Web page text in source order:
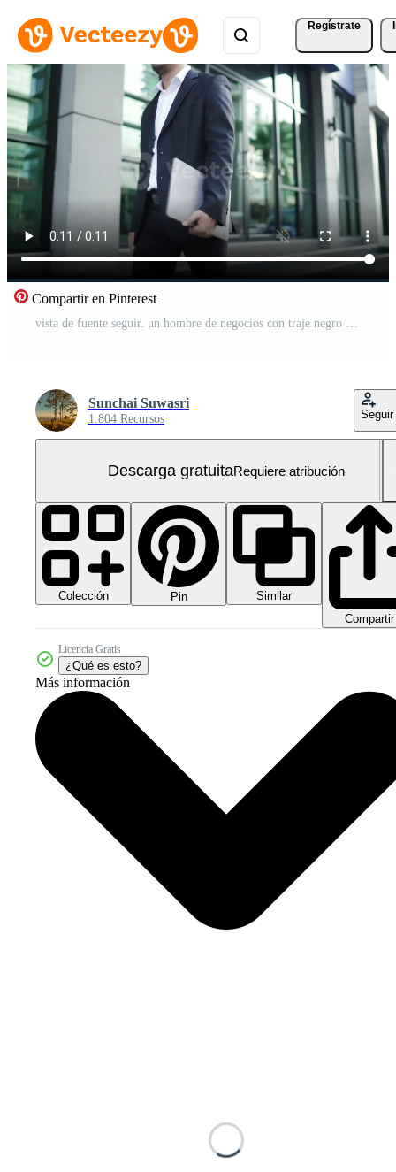
Regístrate
Compartir en Pinterest
vista de fuente seguir. un hombre de negocios con traje negro camina por las calles de la ciudad para ir a trabajar. en la mano sosteniendo una computadora portátil. concepto de estilo de vida urbano. Vídeo Gratis
Sunchai Suwasri
1.804 Recursos Seguir
Descarga gratuitaRequiere atribución
Colección Pin
Similar
Compartir
Licencia Gratis
¿Qué es esto?
Más información